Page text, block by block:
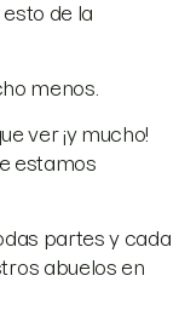
de la
menos.
ver ¡y mucho!
estamos
partes y cada
abuelos en